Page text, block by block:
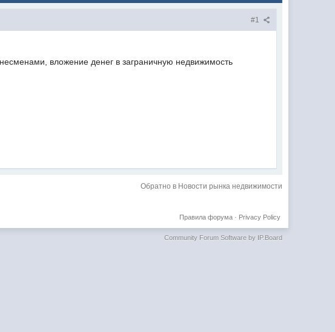
#1
вложение денег в заграничную недвижимость
Обратно в Новости рынка недвижимости
Privacy Policy
Правила форума·
Community Forum Software by IP.Board